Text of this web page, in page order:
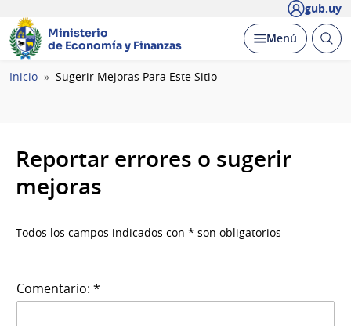
gub.uy
Ministerio
de Economía y Finanzas
Desplegar
Menú Abrir
Ruta
Inicio Sugerir Mejoras Para Este Sitio
Reportar errores o sugerir
mejoras
Todos los campos indicados con * son obligatorios
Comentario: *